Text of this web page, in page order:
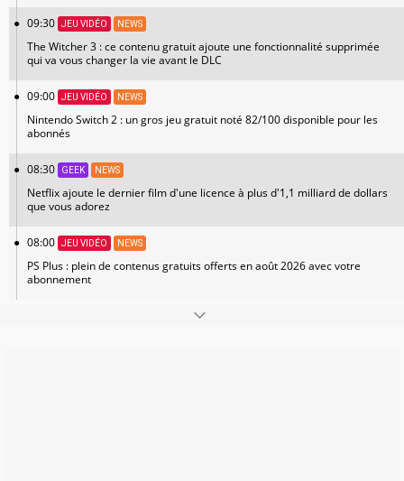
09:30 JEU VIDÉO NEWS
The Witcher 3 : ce contenu gratuit ajoute une fonctionnalité supprimée
qui va vous changer la vie avant le DLC
09:00 JEU VIDÉO NEWS
Nintendo Switch 2 : un gros jeu gratuit noté 82/100 disponible pour les
abonnés
08:30 GEEK NEWS
Netflix ajoute le dernier film d'une licence à plus d'1,1 milliard de dollars
que vous adorez
08:00 JEU VIDÉO NEWS
PS Plus : plein de contenus gratuits offerts en août 2026 avec votre
abonnement